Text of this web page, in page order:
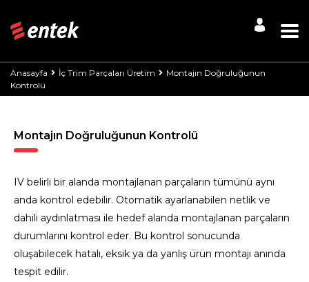
Anasayfa İç Trim Parçaları Üretim
Montajın Doğruluğunun
Kontrolü
Montajın Doğruluğunun Kontrolü
IV belirli bir alanda montajlanan parçaların tümünü aynı
anda kontrol edebilir. Otomatik ayarlanabilen netlik ve
dahili aydınlatması ile hedef alanda montajlanan parçaların
durumlarını kontrol eder. Bu kontrol sonucunda
oluşabilecek hatalı, eksik ya da yanlış ürün montajı anında
tespit edilir.